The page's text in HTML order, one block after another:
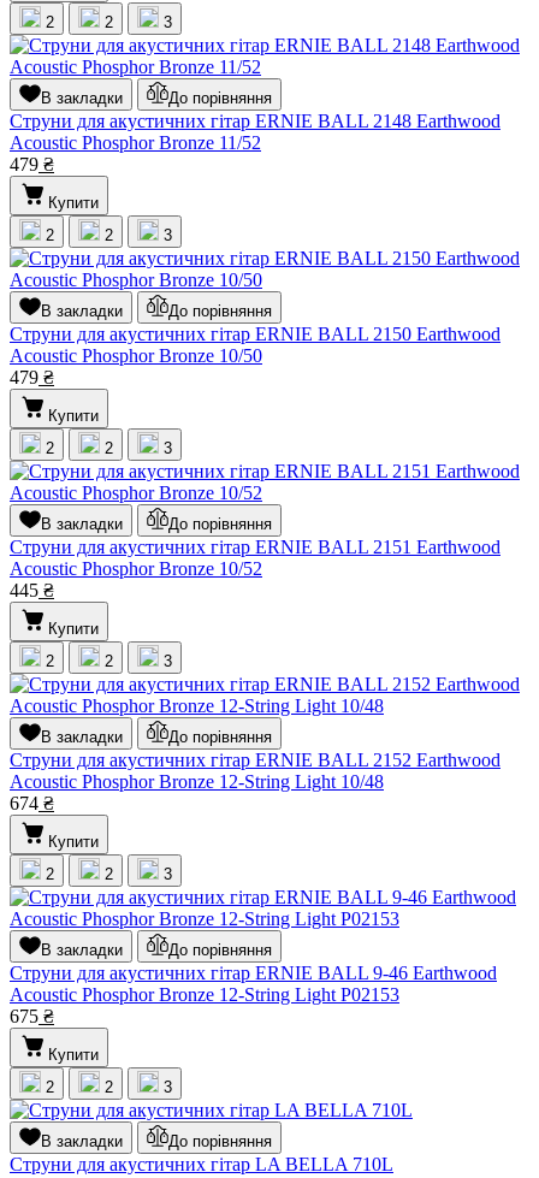
2
2 3
В закладки До порівняння
Струни для акустичних гітар ERNIE BALL 2148 Earthwood
Acoustic Phosphor Bronze 11/52
479 ₴
Купити
2
2 3
В закладки До порівняння
Струни для акустичних гітар ERNIE BALL 2150 Earthwood
Acoustic Phosphor Bronze 10/50
479 ₴
Купити
2
2 3
В закладки До порівняння
Струни для акустичних гітар ERNIE BALL 2151 Earthwood
Acoustic Phosphor Bronze 10/52
445 ₴
Купити
2
2 3
В закладки До порівняння
Струни для акустичних гітар ERNIE BALL 2152 Earthwood
Acoustic Phosphor Bronze 12-String Light 10/48
674 ₴
Купити
2
2 3
В закладки До порівняння
Струни для акустичних гітар ERNIE BALL 9-46 Earthwood
Acoustic Phosphor Bronze 12-String Light P02153
675 ₴
Купити
2
2 3
В закладки До порівняння
Струни для акустичних гітар LA BELLA 710L